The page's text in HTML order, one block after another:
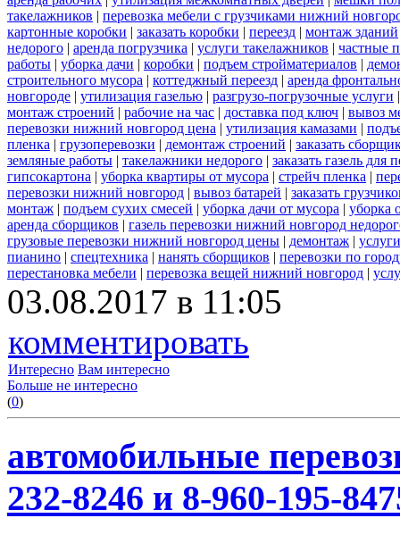
такелажников | перевозка мебели с грузчиками нижний
картонные коробки | заказать коробки | переезд | монтаж зданий
недорого | аренда погрузчика | услуги такелажников | частные
работы | уборка дачи | коробки | подъем стройматериалов |
строительного мусора | коттеджный переезд | аренда
новгороде | утилизация газелью | разгрузо-погрузочные услуги
монтаж строений | рабочие на час | доставка под ключ | вывоз
перевозки нижний новгород цена | утилизация камазами |
пленка | грузоперевозки | демонтаж строений | заказать
земляные работы | такелажники недорого | заказать газель
гипсокартона | уборка квартиры от мусора | стрейч пленка |
перевозки нижний новгород | вывоз батарей | заказать
монтаж | подъем сухих смесей | уборка дачи от мусора | уборка
аренда сборщиков | газель перевозки нижний новгород
грузовые перевозки нижний новгород цены | демонтаж |
пианино | спецтехника | нанять сборщиков | перевозки по
перестановка мебели | перевозка вещей нижний новгород |
03.08.2017 в 11:05
комментировать
Интересно Вам интересно
Больше не интересно
(0)
автомобильные
232-8246 и 8-960-195-